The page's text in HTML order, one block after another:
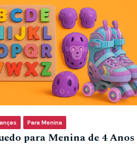
Para Menina
para Menina de 4 Anos